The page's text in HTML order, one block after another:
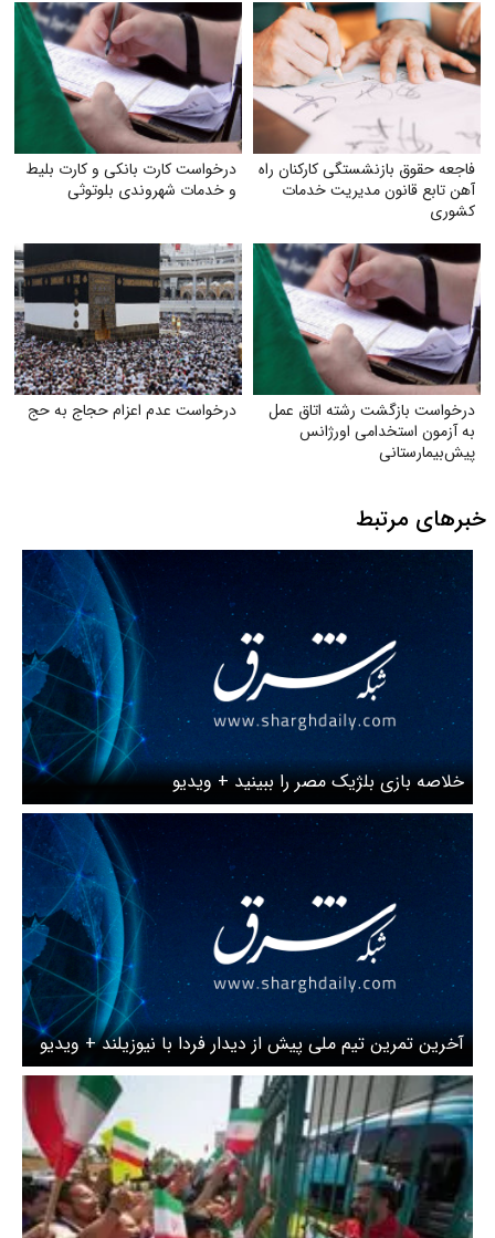
فاجعه حقوق بازنشستگی کارکنان راه
آهن تابع قانون مدیریت خدمات
کشوری
درخواست کارت بانکی و کارت بلیط
و خدمات شهروندی بلوتوثی
درخواست بازگشت رشته اتاق عمل
به آزمون استخدامی اورژانس
پیش‌بیمارستانی
درخواست عدم اعزام حجاج به حج
خبرهای مرتبط
خلاصه بازی بلژیک مصر را ببینید + ویدیو
آخرین تمرین تیم ملی پیش از دیدار فردا با نیوزیلند + ویدیو